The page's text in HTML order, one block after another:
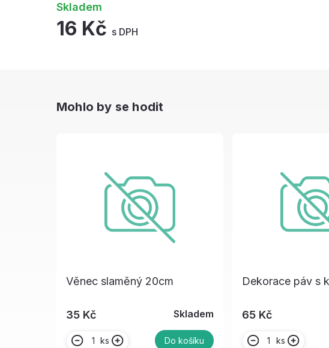
Skladem
16 Kč s DPH
Mohlo by se hodit
Věnec slaměný 20cm
35 Kč Skladem
ks Do košíku
Dekorace páv s
65 Kč
ks